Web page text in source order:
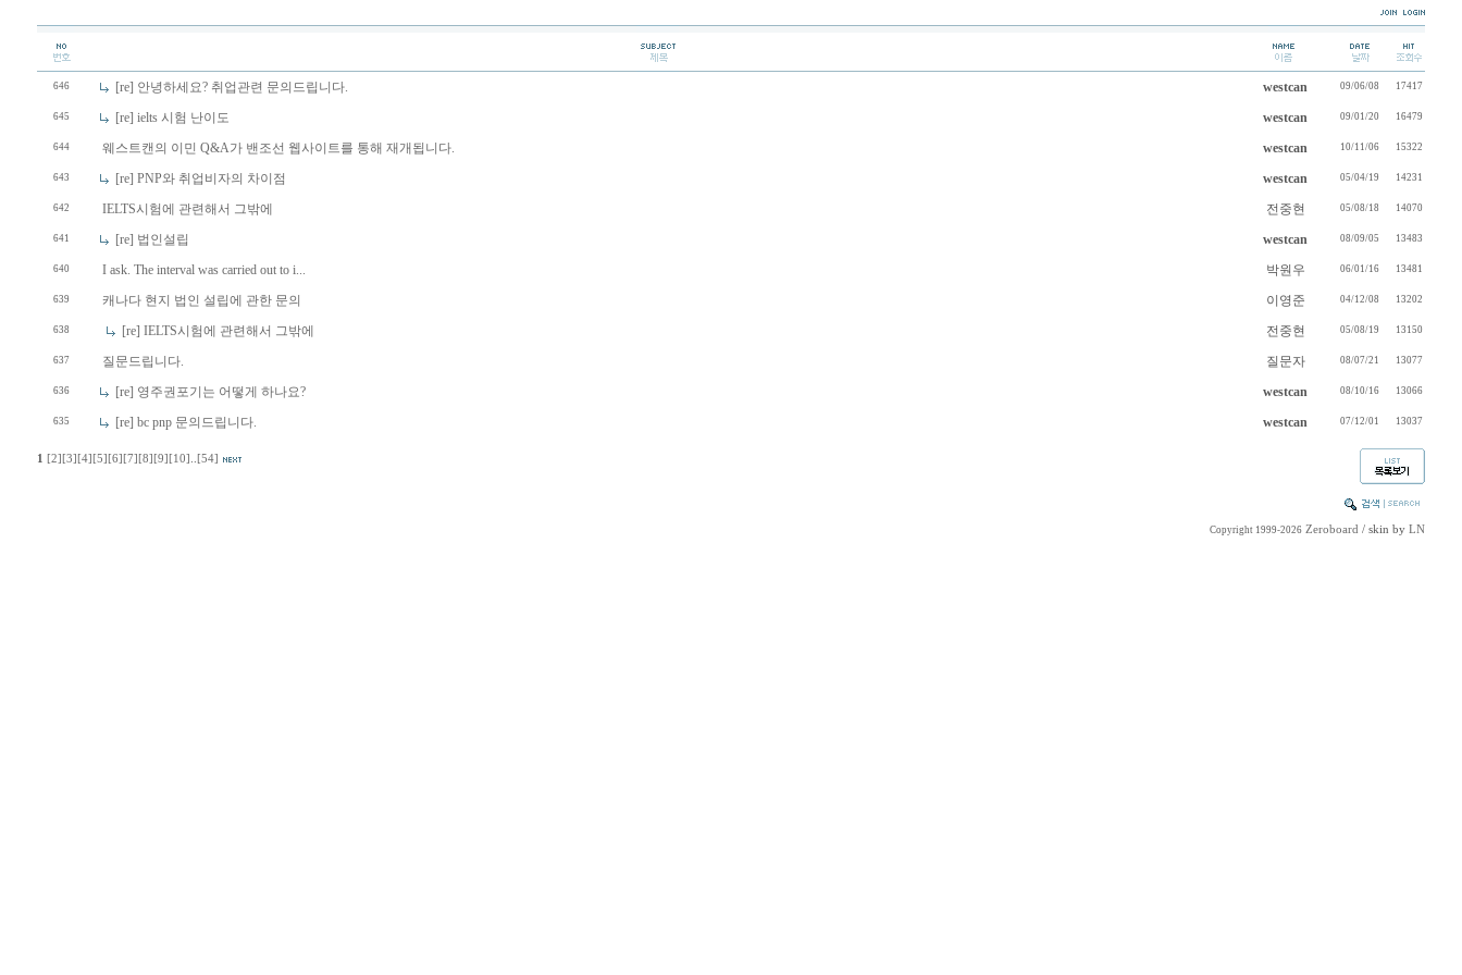
646 [re] 안녕하세요? 취업관련 문의드립니다. westcan 09/06/08 17417
645 [re] ielts 시험 난이도 westcan 09/01/20 16479
644 웨스트캔의 이민 Q&A가 밴조선 웹사이트를 통해 재개됩니다. westcan 10/11/06 15322
643 [re] PNP와 취업비자의 차이점 westcan 05/04/19 14231
642 IELTS시험에 관련해서 그밖에 전중현 05/08/18 14070
641 [re] 법인설립 westcan 08/09/05 13483
640 I ask. The interval was carried out to i... 박원우 06/01/16 13481
639 캐나다 현지 법인 설립에 관한 문의 이영준 04/12/08 13202
638 [re] IELTS시험에 관련해서 그밖에 전중현 05/08/19 13150
637 질문드립니다. 질문자 08/07/21 13077
636 [re] 영주권포기는 어떻게 하나요? westcan 08/10/16 13066
635 [re] bc pnp 문의드립니다. westcan 07/12/01 13037
1 [2] [3] [4] [5] [6] [7] [8] [9] [10] [54]
Copyright 1999-2026 Zeroboard / skin by LN